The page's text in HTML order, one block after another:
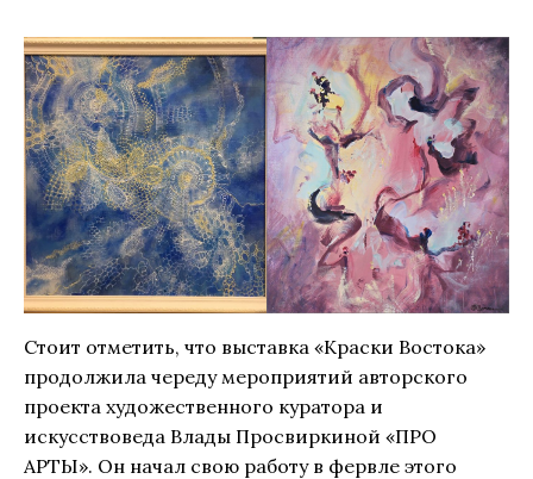
Стоит отметить, что выставка «Краски Востока»
продолжила череду мероприятий авторского
проекта художественного куратора и
искусствоведа Влады Просвиркиной «ПРО
АРТЫ». Он начал свою работу в фервле этого